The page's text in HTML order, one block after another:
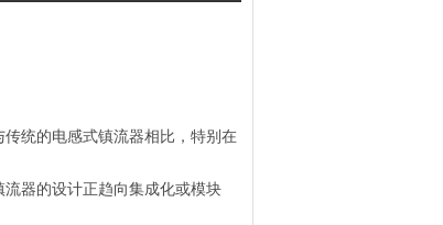
统的电感式镇流器相比，特别在
器的设计正趋向集成化或模块